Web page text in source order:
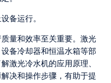
备运行。
量和效率至关重要。激光
备冷却器和恒温水箱等部
激光冷水机的应用原理、
决和操作步骤，有助于提